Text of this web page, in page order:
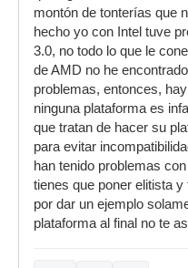
montón de tonterías que
hecho yo con Intel tuve
3.0, no todo lo que le
de AMD no he
problemas, entonces,
ninguna plataforma es
que tratan de hacer su
para evitar
han tenido problemas
tienes que poner elitista
por dar un ejemplo
plataforma al final no te